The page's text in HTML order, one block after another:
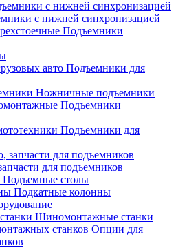
с нижней синхронизацией
Подъемники
Подъемники для
Ножничные подъемники
Подъемники
Подъемники для
для подъемников
Подъемные столы
Подкатные колонны
Шиномонтажные станки
Опции для